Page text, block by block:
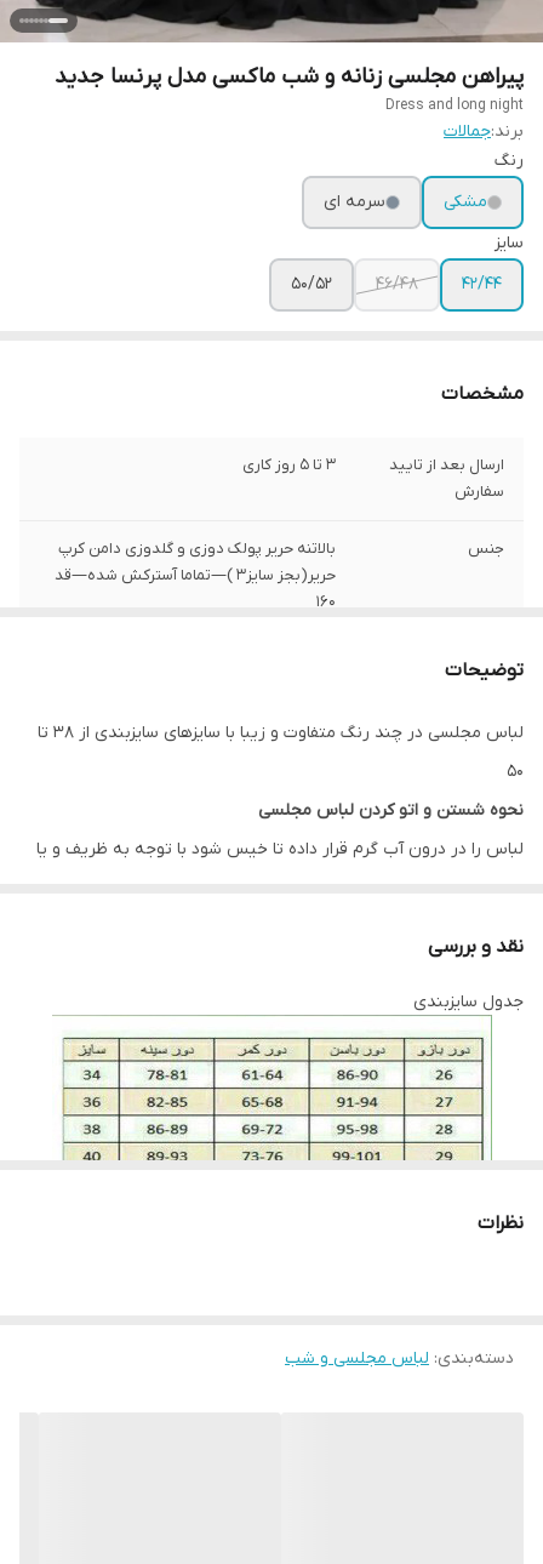
پیراهن مجلسی زنانه و شب ماکسی مدل پرنسا جدید
Dress and long night
برند:جمالات
رنگ
مشکی
سرمه ای
سایز
۴۲/۴۴
۴۶/۴۸ ۵۰/۵۲
مشخصات
ارسال بعد از تایید
سفارش
3 تا 5 روز کاری
جنس
بالاتنه حریر پولک دوزی و گلدوزی دامن کرپ
حریر(بجز سایز۳ )—تماما آسترکش شده—قد
۱۶۰
توضیحات
توضیحات
لباس مجلسی در چند رنگ متفاوت و زیبا با سایزهای سایزبندی از 38 تا
50
نحوه شستن و اتو کردن لباس مجلسی
لباس را در درون آب گرم قرار داده تا خیس شود با توجه به ظریف و یا
وارد نشود چراکه دارای بافتی حساس است پس بهتر است در هوای آزاد
خشک شود لباس ها را در سایه خشک کنید به دور از نور خوشید این
روش بسیار بهتری است. برای اتو کردن این نوع پارچه ها باید نکاتی را
نیز رعایت کنید، قبل از هرکاری از تمیز بودن کف اتو اطمینان حاصل کنید،
پارچه سفید نازکی روی لباس قرار داده و به آرامی با درجه کم اتو بزنید و
به مراتب درجه را بروی ارقام بیشتری تنظیم کنید. توجه کنید قسمت
لطفا در ثبت سفارش سایز خود دقت نمایید
نقد و بررسی
جدول سایزبندی
نظرات
دسته‌بندی: لباس مجلسی و شب